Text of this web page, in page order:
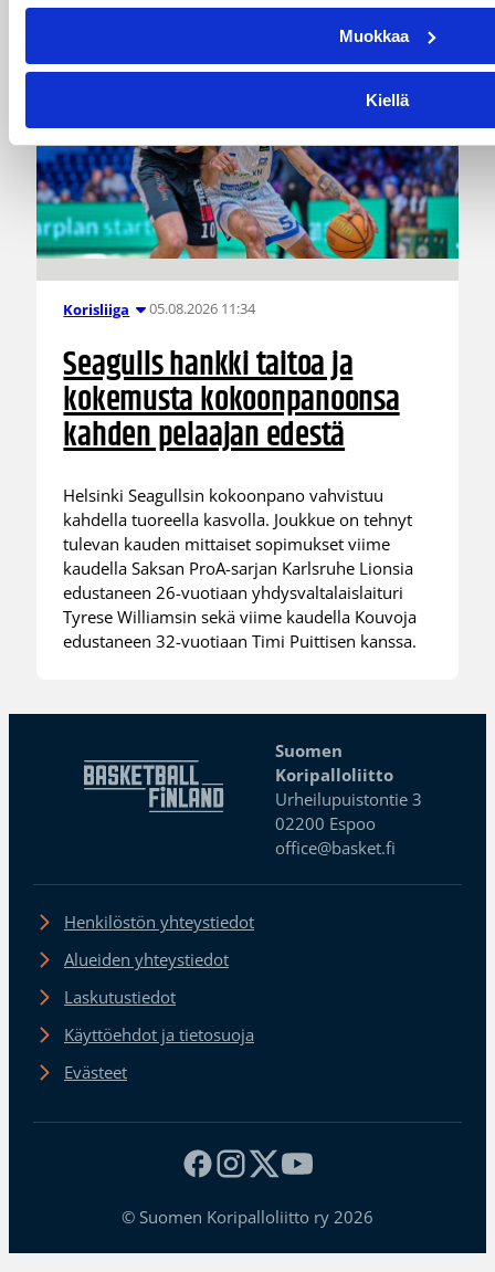
Muokkaa
Kiellä
Korisliiga 05.08.2026 11:34
Seagulls hankki taitoa ja
kokemusta kokoonpanoonsa
kahden pelaajan edestä
Helsinki Seagullsin kokoonpano vahvistuu
kahdella tuoreella kasvolla. Joukkue on tehnyt
tulevan kauden mittaiset sopimukset viime
kaudella Saksan ProA-sarjan Karlsruhe Lionsia
edustaneen 26-vuotiaan yhdysvaltalaislaituri
Tyrese Williamsin sekä viime kaudella Kouvoja
edustaneen 32-vuotiaan Timi Puittisen kanssa.
Suomen
Koripalloliitto
Urheilupuistontie 3
02200 Espoo
office@basket.fi
Henkilöstön yhteystiedot
Alueiden yhteystiedot
Laskutustiedot
Käyttöehdot ja tietosuoja
Evästeet
© Suomen Koripalloliitto ry 2026